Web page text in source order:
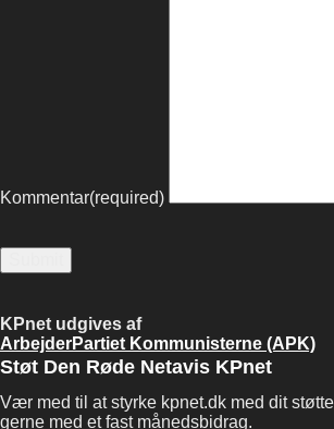
Kommentar(required)
KPnet udgives af
ArbejderPartiet Kommunisterne (APK)
Støt Den Røde Netavis KPnet
Vær med til at styrke kpnet.dk med dit
gerne med et fast månedsbidrag.